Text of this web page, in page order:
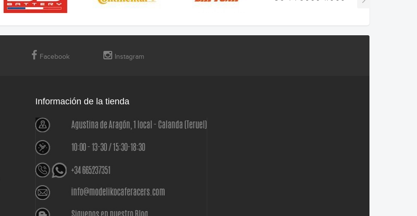
Facebook Instagram
Información de la tienda